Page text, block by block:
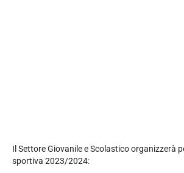
Il Settore Giovanile e Scolastico organizzerà
sportiva 2023/2024: